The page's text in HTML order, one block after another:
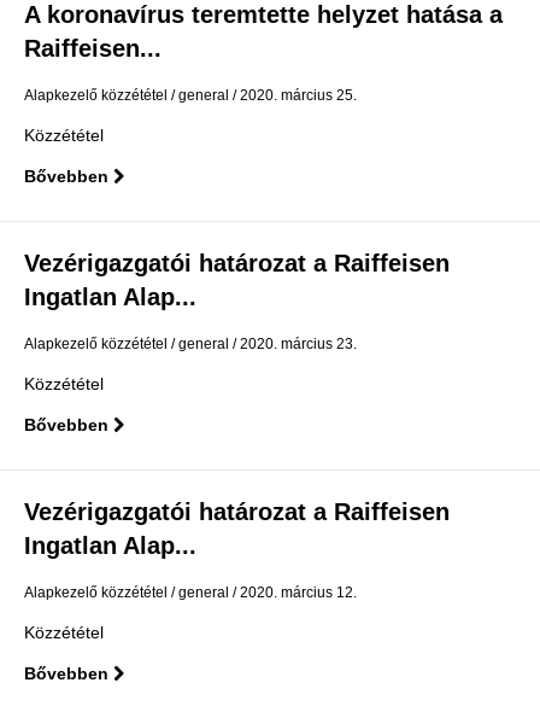
A koronavírus teremtette helyzet hatása a
Raiffeisen...
Alapkezelő közzététel general 2020. március 25.
Közzététel
Bővebben
Vezérigazgatói határozat a Raiffeisen
Ingatlan Alap...
Alapkezelő közzététel general 2020. március 23.
Közzététel
Bővebben
Vezérigazgatói határozat a Raiffeisen
Ingatlan Alap...
Alapkezelő közzététel general 2020. március 12.
Közzététel
Bővebben